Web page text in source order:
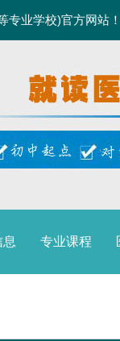
专业学校)官方网站！
专业课程